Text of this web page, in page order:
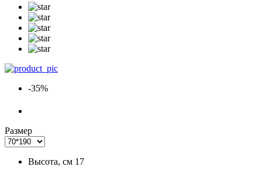
-35%
Размер
Высота, см 17